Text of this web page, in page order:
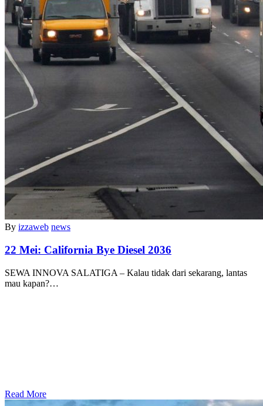
By izzaweb news
22 Mei: California Bye Diesel 2036
SEWA INNOVA SALATIGA – Kalau tidak dari sekarang, lantas
mau kapan?…
Read More